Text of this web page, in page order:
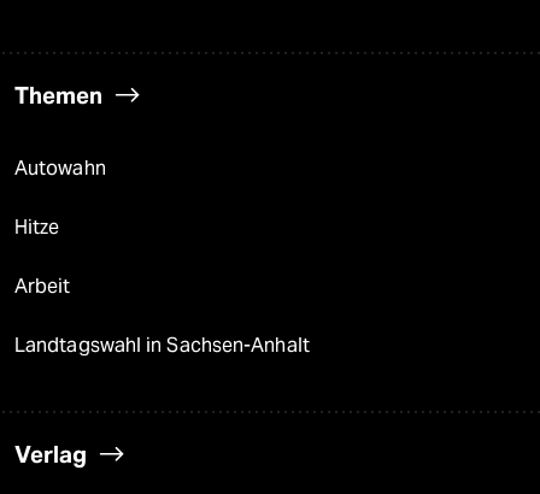
Themen
Autowahn
Hitze
Arbeit
Landtagswahl in Sachsen-Anhalt
Verlag